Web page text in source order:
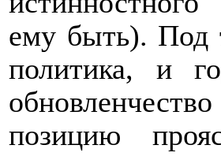
ему быть). Под
политика, и
позицию